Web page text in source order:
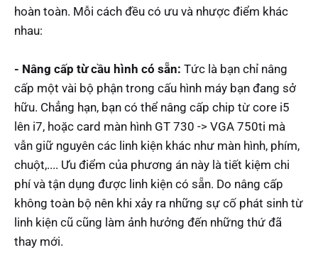
hoàn toàn. Mỗi cách đều có ưu và nhược điểm khác
nhau:
- Nâng cấp từ cầu hình có sẵn: Tức là bạn chỉ nâng
cấp một vài bộ phận trong cấu hình máy bạn đang sở
hữu. Chẳng hạn, bạn có thể nâng cấp chip từ core i5
lên i7, hoặc card màn hình GT 730 -> VGA 750ti mà
vẫn giữ nguyên các linh kiện khác như màn hình, phím,
chuột,.... Ưu điểm của phương án này là tiết kiệm chi
phí và tận dụng được linh kiện có sẵn. Do nâng cấp
không toàn bộ nên khi xảy ra những sự cố phát sinh từ
linh kiện cũ cũng làm ảnh hưởng đến những thứ đã
thay mới.